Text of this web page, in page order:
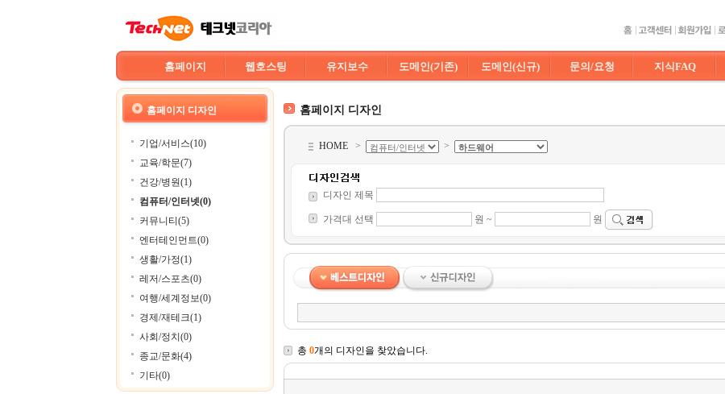
홈페이지 웹호스팅 유지보수 도메인(기존) 도메인(신규) 문의/요청 지식FAQ
홈페이지 디자인
기업/서비스(10)
교육/학문(7)
건강/병원(1)
컴퓨터/인터넷(0)
커뮤니티(5)
엔터테인먼트(0)
생활/가정(1)
레저/스포츠(0)
여행/세계정보(0)
경제/재테크(1)
사회/정치(0)
종교/문화(4)
기타(0)
홈페이지 디자인
HOME > >
디자인 제목
가격대 선택 원 ~ 원
총 0개의 디자인을 찾았습니다.